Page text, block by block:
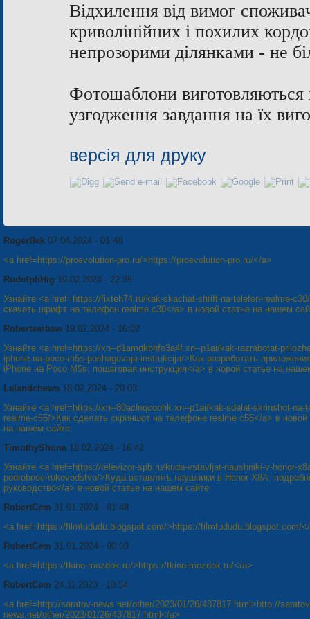
Відхилення від вимог
криволінійних і похилих
непрозорими ділянками - не
Фотошаблони виготовляються
узгодження завдання на їх
версія для друку
RogerBek 07.04.2024 - 01:48
<a href=https://proevolution-pro.ru/>https://proevolution-pro.ru/</a>
RudolphHig 19.02.2024 - 22:35
Узнайте <a href=https://fixteh74.ru/kak-skachat-shrift-na-telefon-realme-
скачать шрифт на телефон realme c30</a> в новой статье на нашем
Robertembaw 19.02.2024 - 16:02
Узнайте <a href=https://xn--d1amdkbhfo3a4f.xn--p1ai/kak-razrabotat-
iphone-na-poco-m5s-poshagovaja-instrukcija/>Как разработать
iPhone на Poco M5s: пошаговая инструкция</a> в новой статье на
Lelandchews 18.02.2024 - 20:03
Узнайте <a href=https://xn--80aclnqcoohk.xn--p1ai/kak-sdelat-skrinshot-na-
realme-c55/>Как сделать скриншот на телефоне realme c55</a> в новой
на нашем сайте.
TimothyShona 18.02.2024 - 16:42
Узнайте <a href=https://televizor-spb.ru/kuda-vstavljat-naushniki-v-honor-
podrobnoe-rukovodstvo/>Куда вставлять наушники в Honor X8A:
руководство</a> в новой статье на нашем сайте.
RobertCem 31.01.2024 - 01:48
<a href=https://filmfududu.blogspot.com/>https://filmfududu.blogspot.com/
RobertCem 31.01.2024 - 00:03
<a href=https://tkino-mozdok.ru/>https://tkino-mozdok.ru/</a>
RobertCem 24.11.2023 - 10:54
<a href=http://saratov-news.net/other/2023/01/26/437817.html>http://
news.net/other/2023/01/26/437817.html</a>